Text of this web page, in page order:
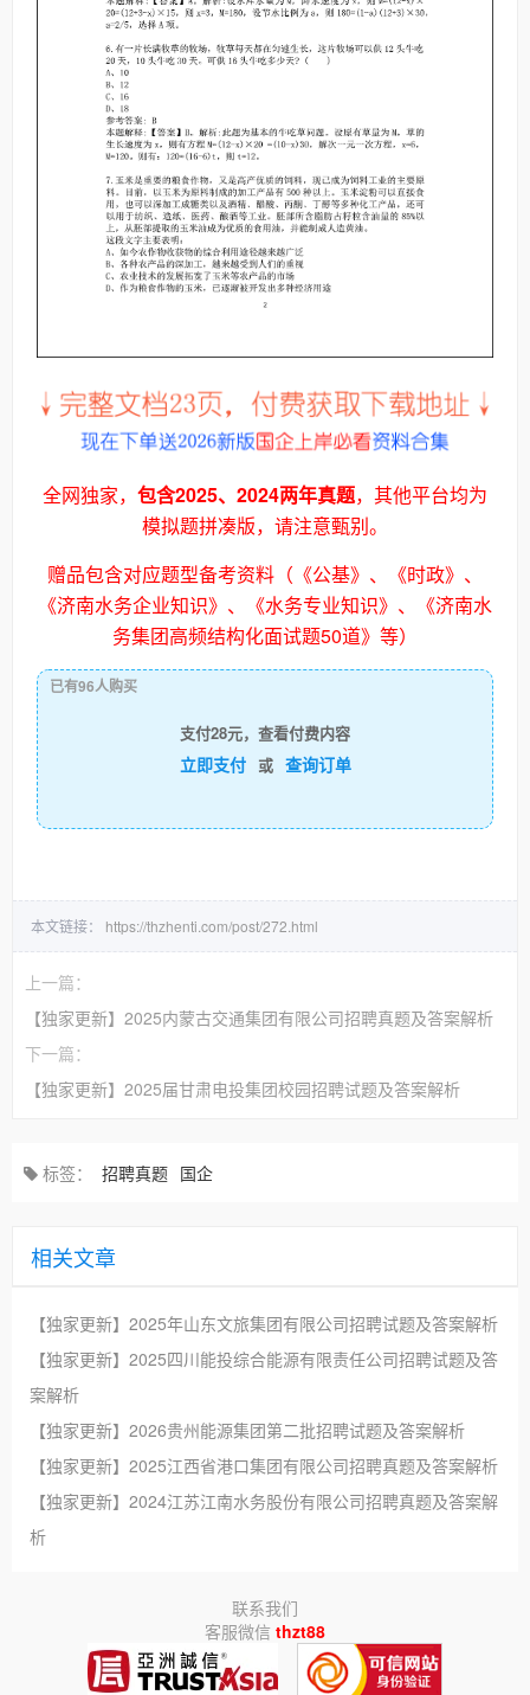
全网独家， 包含2025、2024两年真题，其他平台均为
模拟题拼凑版，请注意甄别。
赠品包含对应题型备考资料（《公基》 、《时政》、
《济南水务企业知识》 、《水务专业知识》 、《济南水
务集团高频结构化面试题50道》 等）
已有96人购买
支付28元，查看付费内容
立即支付 或 查询订单
本文链接： https://thzhenti.com/post/272.html
上一篇：
【独家更新】2025内蒙古交通集团有限公司招聘真题及答案解析
下一篇：
【独家更新】2025届甘肃电投集团校园招聘试题及答案解析
标签： 招聘真题 国企
相关文章
【独家更新】2025年山东文旅集团有限公司招聘试题及答案解析
【独家更新】2025四川能投综合能源有限责任公司招聘试题及答
案解析
【独家更新】2026贵州能源集团第二批招聘试题及答案解析
【独家更新】2025江西省港口集团有限公司招聘真题及答案解析
【独家更新】2024江苏江南水务股份有限公司招聘真题及答案解
析
联系我们
客服微信 thzt88